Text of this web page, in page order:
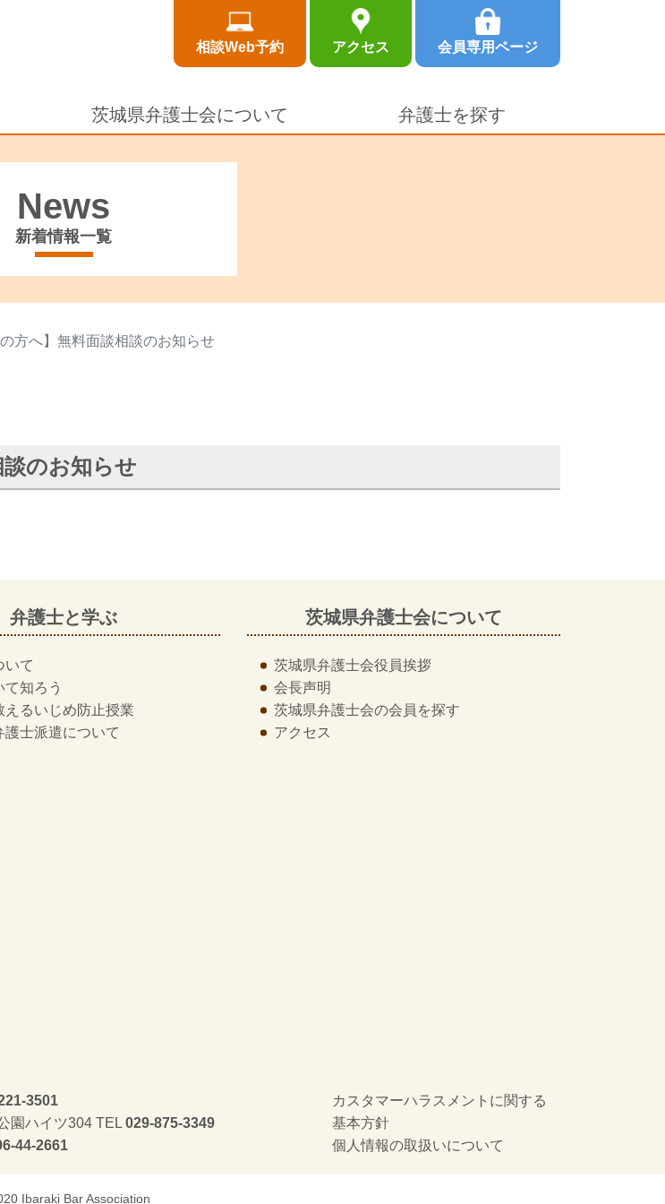
相談Web予約 アクセス 会員専用ページ
茨城県弁護士会について 弁護士を探す
News
新着情報一覧
方へ】無料面談相談のお知らせ
談のお知らせ
弁護士と学ぶ
いて
知ろう
えるいじめ防止授業
護士派遣について
茨城県弁護士会について
茨城県弁護士会役員挨拶
会長声明
茨城県弁護士会の会員を探す
アクセス
3501
園ハイツ304 TEL 029-875-3349
44-2661
カスタマーハラスメントに関する
基本方針
個人情報の取扱いについて
Ibaraki Bar Association